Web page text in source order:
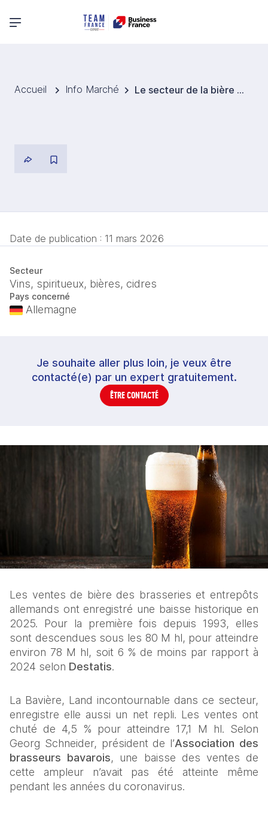
Menu principal
Accueil Info Marché Le secteur de la bière en crise après une baisse historique des ventes en 2025
Date de publication : 11 mars 2026
Secteur
Vins, spiritueux, bières, cidres
Pays concerné
Allemagne
Je souhaite aller plus loin, je veux être
contacté(e) par un expert gratuitement.
ÊTRE CONTACTÉ
Les ventes de bière des brasseries et entrepôts
allemands ont enregistré une baisse historique en
2025. Pour la première fois depuis 1993, elles
sont descendues sous les 80 M hl, pour atteindre
environ 78 M hl, soit 6 % de moins par rapport à
2024 selon Destatis.
La Bavière, Land incontournable dans ce secteur,
enregistre elle aussi un net repli. Les ventes ont
chuté de 4,5 % pour atteindre 17,1 M hl. Selon
Georg Schneider, président de l’Association des
brasseurs bavarois, une baisse des ventes de
cette ampleur n’avait pas été atteinte même
pendant les années du coronavirus.